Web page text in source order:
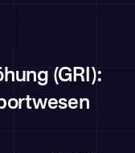
(GRI):